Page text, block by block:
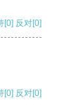
[0] 反对[0]
[0] 反对[0]